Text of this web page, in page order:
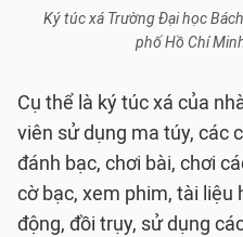
Ký túc xá Trường Đại học
phố Hồ Chí
Cụ thể là ký túc xá của
viên sử dụng ma túy, các
đánh bạc, chơi bài, chơi
cờ bạc, xem phim, tài liệu
động, đồi trụy, sử dụng